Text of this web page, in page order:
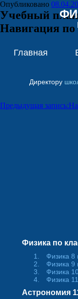
Опубликовано
Учебный
Навигация по
Предыдущая запись:
Физика по
Физика 8
Физика 9
Физика
Физика
Астрономия
Главная
Директору